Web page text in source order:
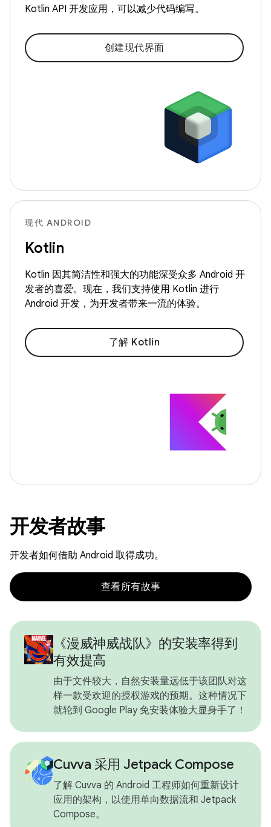
Kotlin API 开发应用，可以减少代码编写。
创建现代界面
现代 ANDROID
Kotlin
Kotlin 因其简洁性和强大的功能深受众多 Android 开
发者的喜爱。现在，我们支持使用 Kotlin 进行
Android 开发，为开发者带来一流的体验。
了解 Kotlin
开发者故事
开发者如何借助 Android 取得成功。
查看所有故事
《漫威神威战队》的安装率得到
有效提高
由于文件较大，自然安装量远低于该团队对这
样一款受欢迎的授权游戏的预期。这种情况下
就轮到 Google Play 免安装体验大显身手了！
Cuvva 采用 Jetpack Compose
了解 Cuvva 的 Android 工程师如何重新设计
应用的架构，以使用单向数据流和 Jetpack
Compose。